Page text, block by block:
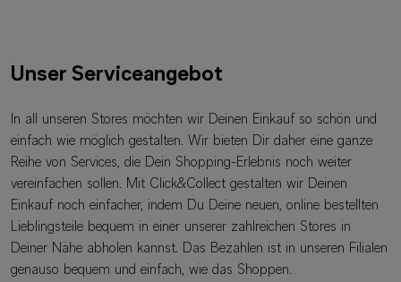
Unser Serviceangebot
In all unseren Stores möchten wir Deinen Einkauf so schön und
einfach wie möglich gestalten. Wir bieten Dir daher eine ganze
Reihe von Services, die Dein Shopping-Erlebnis noch weiter
vereinfachen sollen. Mit Click&Collect gestalten wir Deinen
Einkauf noch einfacher, indem Du Deine neuen, online bestellten
Lieblingsteile bequem in einer unserer zahlreichen Stores in
Deiner Nähe abholen kannst. Das Bezahlen ist in unseren Filialen
genauso bequem und einfach, wie das Shoppen.